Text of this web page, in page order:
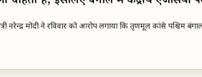
नरेन्द्र मोदी ने रविवार को आरोप लगाया कि तृणमूल कांग्रेस